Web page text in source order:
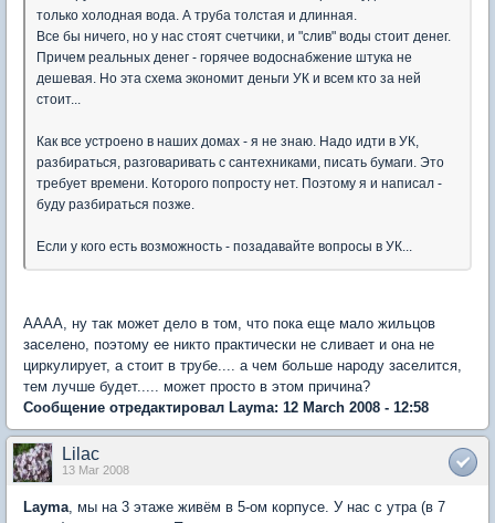
только холодная вода. А труба толстая и длинная.
Все бы ничего, но у нас стоят счетчики, и "слив" воды стоит денег.
Причем реальных денег - горячее водоснабжение штука не
дешевая. Но эта схема экономит деньги УК и всем кто за ней
стоит...
Как все устроено в наших домах - я не знаю. Надо идти в УК,
разбираться, разговаривать с сантехниками, писать бумаги. Это
требует времени. Которого попросту нет. Поэтому я и написал -
буду разбираться позже.
Если у кого есть возможность - позадавайте вопросы в УК...
АААА, ну так может дело в том, что пока еще мало жильцов
заселено, поэтому ее никто практически не сливает и она не
циркулирует, а стоит в трубе.... а чем больше народу заселится,
тем лучше будет..... может просто в этом причина?
Сообщение отредактировал Layma: 12 March 2008 - 12:58
Lilac
13 Mar 2008
Layma , мы на 3 этаже живём в 5-ом корпусе. У нас с утра (в 7